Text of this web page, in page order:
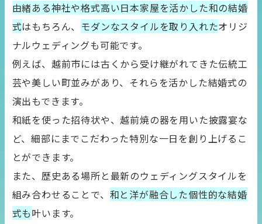
由緒ある神社や格式高い日本家屋を活かした和の結婚
式はもちろん、 モダンなスタイルを取り入れたオリジ
ナルウェディングも可能です。
例えば、越前市には古くから受け継がれてきた伝統工
芸や美しい町並みがあり、それらを活かした結婚式の
演出もできます。
和紙を使った招待状や、越前焼の器を用いた披露宴な
ど、細部にまでこだわった特別な一日を創り上げるこ
とができます。
また、歴史ある場所と最新のウェディングスタイルを
組み合わせることで、 和と洋が融合した個性的な結婚
式も叶います。